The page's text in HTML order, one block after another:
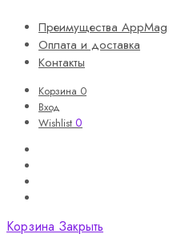
Преимущества AppMag
Оплата и доставка
Контакты
Корзина 0
Вход
Wishlist 0
Корзина Закрыть